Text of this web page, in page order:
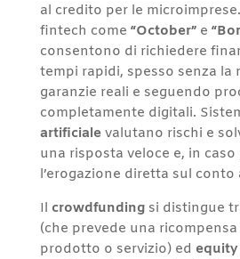
al credito per le
fintech come “October”e
consentono di richiedere
tempi rapidi, spesso senza la
garanzie reali e seguendo
completamente digitali.
artificialevalutano rischi e
una risposta veloce e, in caso
l’erogazione diretta sul conto
Il crowdfundingsi distingue
(che prevede una
prodotto o servizio) ed equity